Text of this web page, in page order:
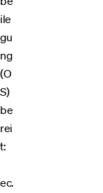
ile
gu
ng
(O
S)
be
rei
t:
ec.